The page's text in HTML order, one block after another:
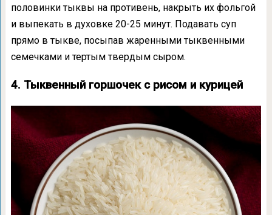
половинки тыквы на противень, накрыть их фольгой
и выпекать в духовке 20-25 минут. Подавать суп
прямо в тыкве, посыпав жаренными тыквенными
семечками и тертым твердым сыром.
4. Тыквенный горшочек с рисом и курицей